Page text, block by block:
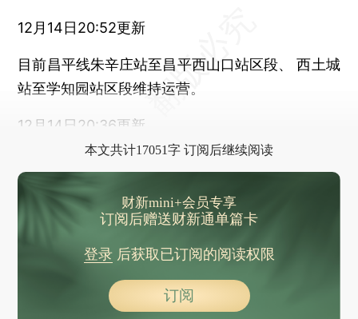
杨惠妍和莫斌月薪均降至1万元 碧桂园削减高管待遇
12月14日20:52更新
目前昌平线朱辛庄站至昌平西山口站区段、 西土城
站至学知园站区段维持运营。
12月14日20:36更新
本文共计17051字 订阅后继续阅读
财新mini+会员专享
订阅后赠送财新通单篇卡
登录后获取已订阅的阅读权限
订阅